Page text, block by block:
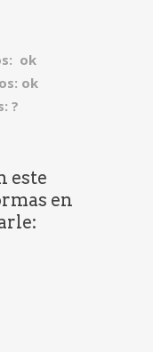
ok
ok
?
este
en